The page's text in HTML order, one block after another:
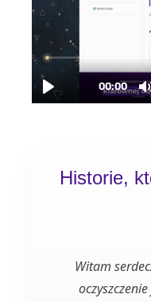
Historie,
Witam